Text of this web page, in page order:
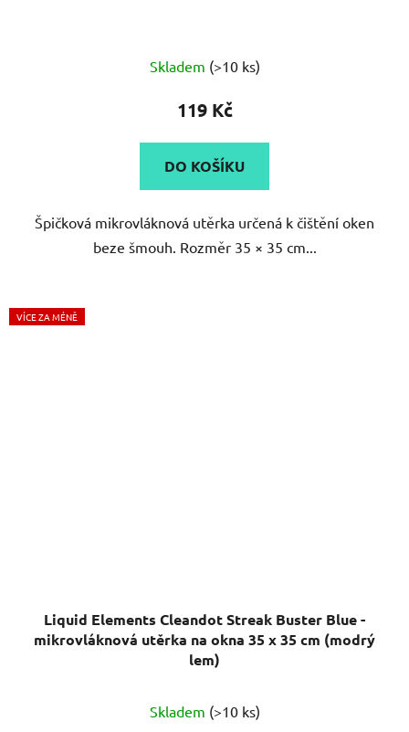
hodnocení
produktu
5,0
z
hvězdiček.
Skladem (>10 ks)
119 Kč
DO KOŠÍKU
Špičková mikrovláknová utěrka určená k čištění oken
beze šmouh. Rozměr 35 × 35 cm...
VÍCE ZA MÉNĚ
Liquid Elements Cleandot Streak Buster Blue -
mikrovláknová utěrka na okna 35 x 35 cm (modrý
lem)
hodnocení
Skladem (>10 ks)